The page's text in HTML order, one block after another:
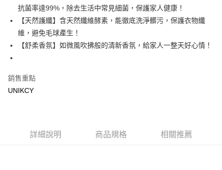
Google Pay
運送方式
抗菌率達99%，除去生活中常見細菌，保護家人健康！
【天然護纖】含天然纖維酵素，能徹底洗淨髒污，保護衣物纖
維，避免毛球產生！
【舒柔香氛】如微風吹拂般的清新香氛，給家人一整天好心情！
銷售重點
UNIKCY
詳細說明 商品規格 相關推薦